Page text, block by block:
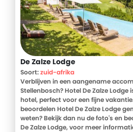
De Zalze Lodge
Soort:zuid-afrika
Verblijven in een aangename
Stellenbosch? Hotel De Zalze Lodge
hotel, perfect voor een fijne
beoordelen Hotel De Zalze Lodge
weten? Bekijk dan nu de foto's en
De Zalze Lodge, voor meer